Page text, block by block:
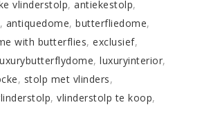
vlinderstolp, antiekestolp,
, antiquedome, butterfliedome,
with butterflies, exclusief,
, luxuryinterior,
, stolp met vlinders,
, vlinderstolp te koop,